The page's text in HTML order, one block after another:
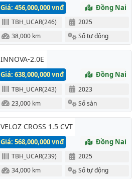
Giá: 456,000,000 vnđ Đồng Nai
TBH_UCAR(246)
2025
38,000 km
Số tự động
INNOVA-2.0E
Giá: 638,000,000 vnđ Đồng Nai
TBH_UCAR(243)
2023
23,000 km
Số sàn
VELOZ CROSS 1.5 CVT
Giá: 568,000,000 vnđ Đồng Nai
TBH_UCAR(239)
2025
34,000 km
Số tự động